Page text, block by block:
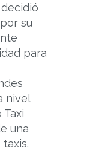
su
para
nivel
una